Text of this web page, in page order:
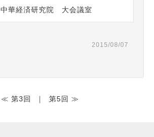
中華経済研究院 大会議室
2015/08/07
≪ 第3回 ｜ 第5回 ≫